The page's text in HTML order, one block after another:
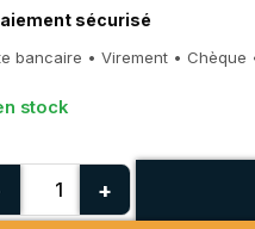
sécurisé
bancaire • Virement • Chèque
stock
+